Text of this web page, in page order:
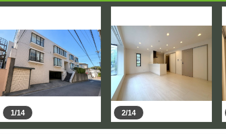
1/14 2/14